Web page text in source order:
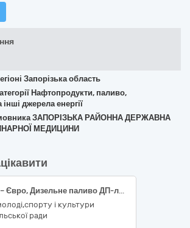
Запорізька область
Нафтопродукти, паливо,
інші джерела енергії
ЗАПОРІЗЬКА РАЙОННА ДЕРЖАВНА
МЕДИЦИНИ
Бензин: А- 95 – Євро, Дизельне паливо ДП-л/з-Євро
і культури
ради